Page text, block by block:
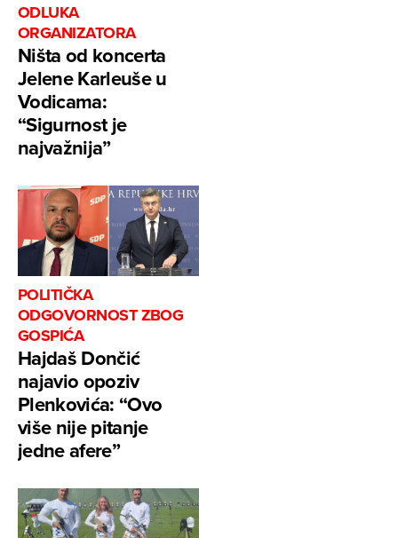
ODLUKA
ORGANIZATORA
Ništa od koncerta
Jelene Karleuše u
Vodicama:
“Sigurnost je
najvažnija”
POLITIČKA
ODGOVORNOST ZBOG
GOSPIĆA
Hajdaš Dončić
najavio opoziv
Plenkovića: “Ovo
više nije pitanje
jedne afere”